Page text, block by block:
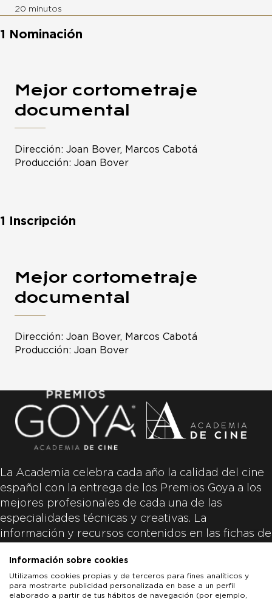
20 minutos
1 Nominación
Mejor cortometraje
documental
Dirección: Joan Bover, Marcos Cabotá
Producción: Joan Bover
1 Inscripción
Mejor cortometraje
documental
Dirección: Joan Bover, Marcos Cabotá
Producción: Joan Bover
La Academia celebra cada año la calidad del cine
español con la entrega de los Premios Goya a los
mejores profesionales de cada una de las
especialidades técnicas y creativas. La
información y recursos contenidos en las fichas de
productoras de las películas y responsabilidad
única y exclusiva de las mismas.
Información sobre cookies
Utilizamos cookies propias y de terceros para fines analíticos y
para mostrarte publicidad personalizada en base a un perfil
elaborado a partir de tus hábitos de navegación (por ejemplo,